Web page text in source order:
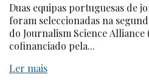
Duas equipas portuguesas de
foram seleccionadas na
do Journalism Science Alliance
cofinanciado pela...
Ler mais